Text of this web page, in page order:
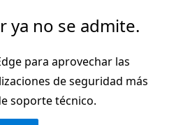
ya no se admite.
para aprovechar las
de seguridad más
soporte técnico.